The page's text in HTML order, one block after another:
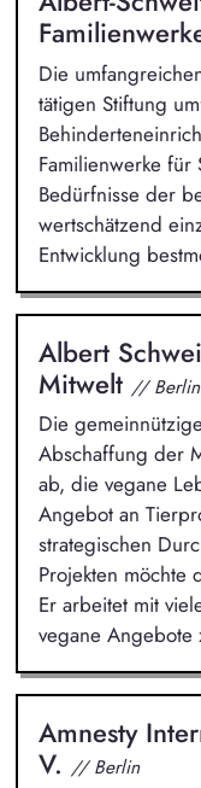
Die
tätigen Stiftung
Familienwerke
Bedürfnisse der
wertschätzend
Entwicklung
Albert
Mitwelt // Berlin
Die
Abschaffung der
ab, die vegane
Angebot an
strategischen
Projekten möchte
Er arbeitet mit
vegane
Amnesty
V. // Berlin